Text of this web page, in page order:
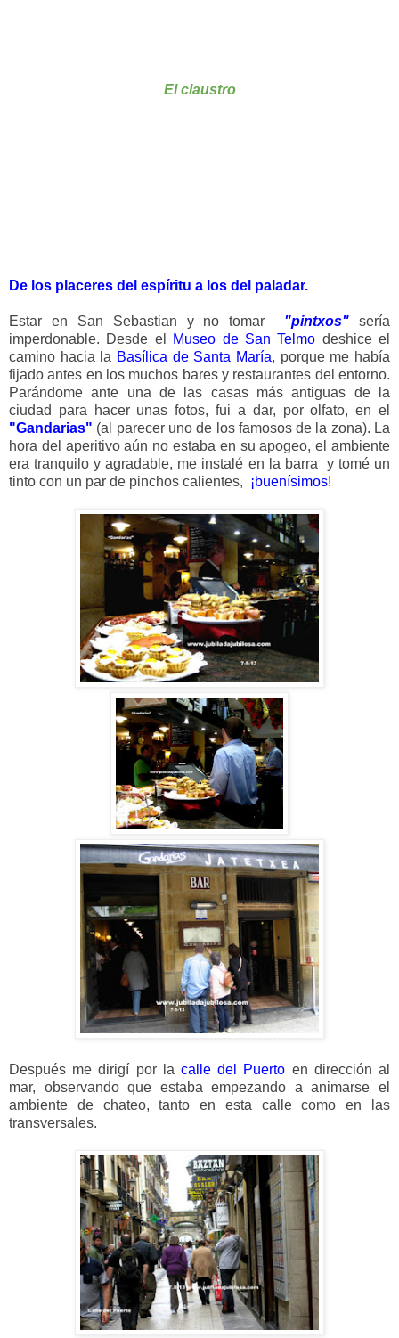
El claustro
De los placeres del espíritu a los del paladar.
Estar en San Sebastian y no tomar "pintxos" sería
imperdonable. Desde el
Museo de San Telmo deshice el
camino hacia la Basílica de Santa María, porque me había
fijado antes en los muchos bares y restaurantes del entorno.
Parándome ante una de las casas más antiguas de la
ciudad para hacer unas fotos, fui a dar, por olfato, en el
"Gandarias" (al parecer uno de los famosos de la zona). La
hora del aperitivo aún no estaba en su apogeo, el ambiente
era tranquilo y agradable, me instalé en la barra y tomé un
tinto con un par de pinchos calientes,
¡buenísimos!
Después me dirigí por la calle del Puerto en dirección al
mar, observando que estaba empezando a animarse el
ambiente de chateo, tanto en esta calle como en las
transversales.